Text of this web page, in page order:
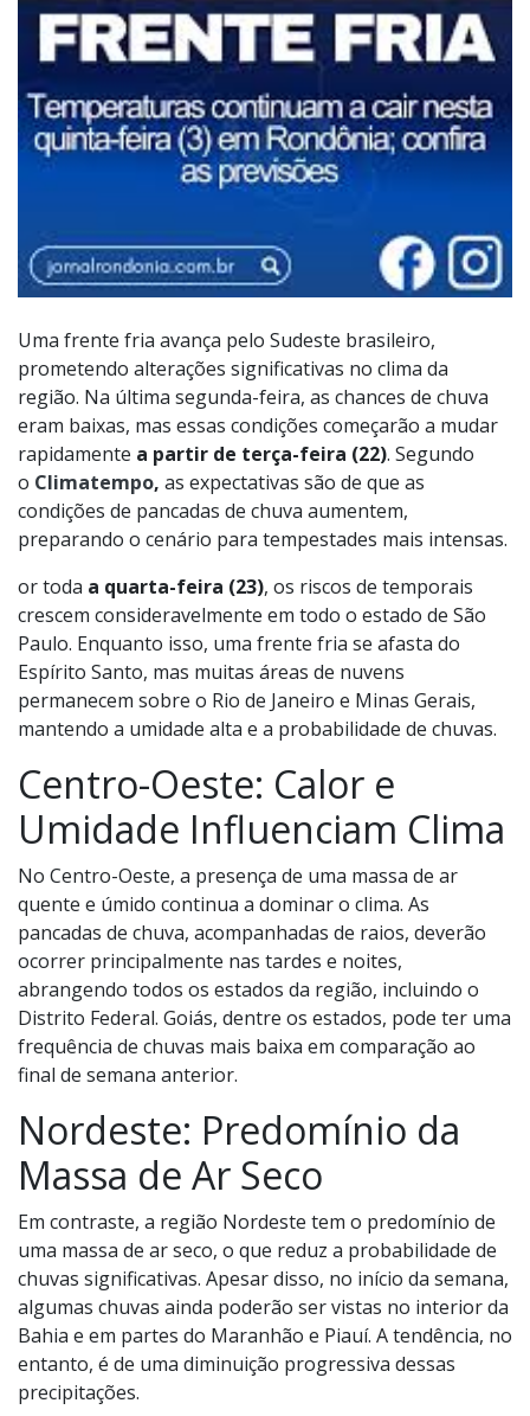
Uma frente fria avança pelo Sudeste brasileiro,
prometendo alterações significativas no clima da
região. Na última segunda-feira, as chances de chuva
eram baixas, mas essas condições começarão a mudar
rapidamente a partir de terça-feira (22). Segundo
o Climatempo, as expectativas são de que as
condições de pancadas de chuva aumentem,
preparando o cenário para tempestades mais intensas.
or toda a quarta-feira (23), os riscos de temporais
crescem consideravelmente em todo o estado de São
Paulo. Enquanto isso, uma frente fria se afasta do
Espírito Santo, mas muitas áreas de nuvens
permanecem sobre o Rio de Janeiro e Minas Gerais,
mantendo a umidade alta e a probabilidade de chuvas.
Centro-Oeste: Calor e
Umidade Influenciam Clima
No Centro-Oeste, a presença de uma massa de ar
quente e úmido continua a dominar o clima. As
pancadas de chuva, acompanhadas de raios, deverão
ocorrer principalmente nas tardes e noites,
abrangendo todos os estados da região, incluindo o
Distrito Federal. Goiás, dentre os estados, pode ter uma
frequência de chuvas mais baixa em comparação ao
final de semana anterior.
Nordeste: Predomínio da
Massa de Ar Seco
Em contraste, a região Nordeste tem o predomínio de
uma massa de ar seco, o que reduz a probabilidade de
chuvas significativas. Apesar disso, no início da semana,
algumas chuvas ainda poderão ser vistas no interior da
Bahia e em partes do Maranhão e Piauí. A tendência, no
entanto, é de uma diminuição progressiva dessas
precipitações.